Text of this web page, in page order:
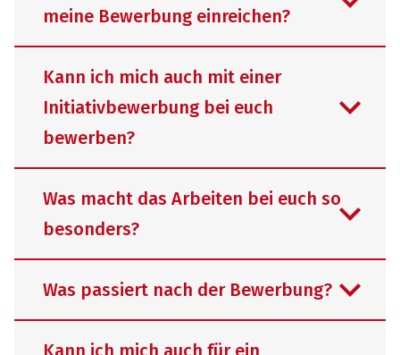
meine Bewerbung einreichen?
Deine Bewerbung ist für uns der erste
einen ersten Eindruck von dir
bekommen genügt uns für den ersten
Eindruck eine aussagekräftige
Nachricht, in der du uns von deinem
Interesse, deinen Fähigkeiten und
deiner Motivation erzählst. Später
können wir gemeinsam darüber
Kann ich mich auch mit einer
Initiativbewerbung bei euch
bewerben?
Absolut! Wir freuen uns über
Initiativbewerbungen von dir. Zeige uns,
Was macht das Arbeiten bei euch so
besonders?
Unser Unternehmen ist mehr als nur
Was passiert nach der Bewerbung?
Kann ich mich auch für ein